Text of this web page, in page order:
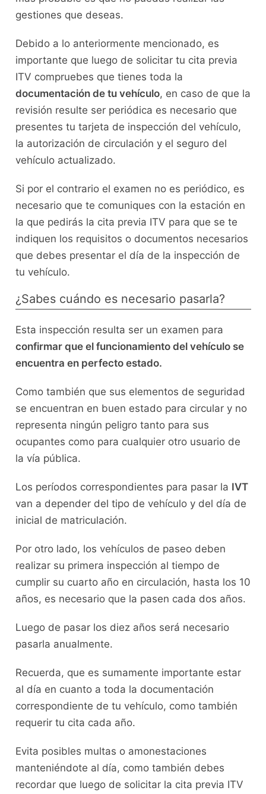
gestiones que deseas.
Debido a lo anteriormente mencionado, es
importante que luego de solicitar tu cita previa
ITV compruebes que tienes toda la
documentación de tu vehículo, en caso de que la
revisión resulte ser periódica es necesario que
presentes tu tarjeta de inspección del vehículo,
la autorización de circulación y el seguro del
vehículo actualizado.
Si por el contrario el examen no es periódico, es
necesario que te comuniques con la estación en
la que pedirás la cita previa ITV para que se te
indiquen los requisitos o documentos necesarios
que debes presentar el día de la inspección de
tu vehículo.
¿Sabes cuándo es necesario pasarla?
Esta inspección resulta ser un examen para
confirmar que el funcionamiento del vehículo se
encuentra en perfecto estado.
Como también que sus elementos de seguridad
se encuentran en buen estado para circular y no
representa ningún peligro tanto para sus
ocupantes como para cualquier otro usuario de
la vía pública.
Los períodos correspondientes para pasar la IVT
van a depender del tipo de vehículo y del día de
inicial de matriculación.
Por otro lado, los vehículos de paseo deben
realizar su primera inspección al tiempo de
cumplir su cuarto año en circulación, hasta los 10
años, es necesario que la pasen cada dos años.
Luego de pasar los diez años será necesario
pasarla anualmente.
Recuerda, que es sumamente importante estar
al día en cuanto a toda la documentación
correspondiente de tu vehículo, como también
requerir tu cita cada año.
Evita posibles multas o amonestaciones
manteniéndote al día, como también debes
recordar que luego de solicitar la cita previa ITV